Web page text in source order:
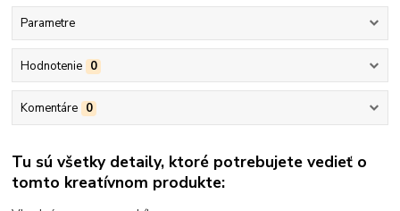
Parametre
Hodnotenie 0
Komentáre 0
Tu sú všetky detaily, ktoré potrebujete vedieť o
tomto kreatívnom produkte: